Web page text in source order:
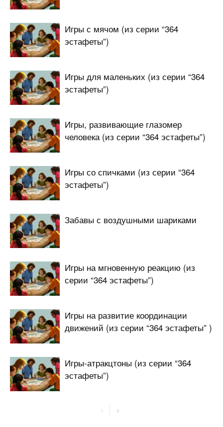
Игры с мячом (из серии “364
эстафеты”)
Игры для маленьких (из серии “364
эстафеты”)
Игры, развивающие глазомер
человека (из серии “364 эстафеты”)
Игры со спичками (из серии “364
эстафеты”)
Забавы с воздушными шариками
Игры на мгновенную реакцию (из
серии “364 эстафеты”)
Игры на развитие координации
движений (из серии “364 эстафеты” )
Игры-атракцтоны (из серии “364
эстафеты”)